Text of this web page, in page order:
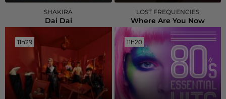
SHAKIRA
Dai Dai
LOST FREQUENCIES
Where Are You Now
11h29
11h29 11h20
11h20